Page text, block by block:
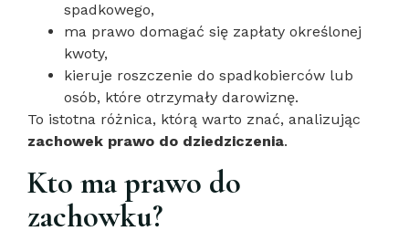
spadkowego,
ma prawo domagać się zapłaty określonej
kwoty,
kieruje roszczenie do spadkobierców lub
osób, które otrzymały darowiznę.
To istotna różnica, którą warto znać, analizując
zachowek prawo do dziedziczenia.
Kto ma prawo do
zachowku?